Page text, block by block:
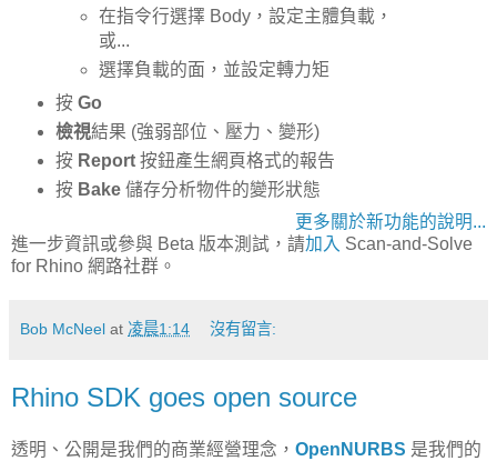
在指令行選擇 Body，設定主體負載，
或...
選擇負載的面，並設定轉力矩
按 Go
檢視結果 (強弱部位、壓力、變形)
按 Report按鈕產生網頁格式的報告
按 Bake儲存分析物件的變形狀態
更多關於新功能的說明...
進一步資訊或參與 Beta 版本測試，請加入 Scan-and-Solve
for Rhino 網路社群。
Bob McNeel at 凌晨1:14 沒有留言:
Rhino SDK goes open source
透明、公開是我們的商業經營理念， OpenNURBS 是我們的